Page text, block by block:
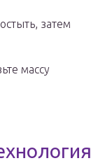
затем
массу